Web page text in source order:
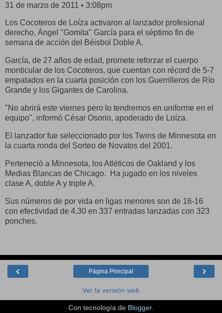
31 de marzo de 2011 • 3:08pm
Los Cocoteros de Loíza activaron al lanzador profesional
derecho, Ángel "Gomita" García para el séptimo fin de
semana de acción del Béisbol Doble A.
García, de 27 años de edad, promete reforzar el cuerpo
monticular de los Cocoteros, que cuentan con récord de 5-7
empatados en la cuarta posición con los Guerrilleros de Río
Grande y los Gigantes de Carolina.
"No abrirá este viernes pero lo tendremos en uniforme en el
equipo", informó César Osorio, apoderado de Loíza.
El lanzador fue seleccionado por los Twins de Minnesota en
la cuarta ronda del Sorteo de Novatos del 2001.
Perteneció a Minnesota, los Atléticos de Oakland y los
Medias Blancas de Chicago. Ha jugado en los niveles
clase A, doble A y triple A.
Sus números de por vida en ligas menores son de 16-16
con efectividad de 4.30 en 337 entradas lanzadas con 323
ponches.
‹ ›
Página Principal
Ver la versión web
Con tecnología de Blogger.